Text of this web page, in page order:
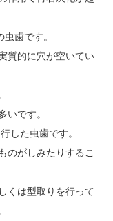
歯です。
質的に穴が空いてい
です。
した虫歯です。
のがしみたりするこ
くは型取りを行って